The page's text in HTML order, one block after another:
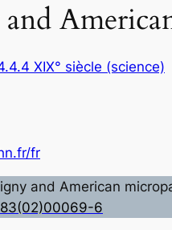
XIX° siècle (science)
fr
and American
6